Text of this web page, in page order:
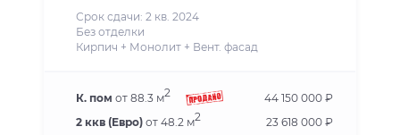
Срок сдачи: 2 кв. 2024
Без отделки
Кирпич + Монолит + Вент. фасад
К. пом от 88.3 м2
44 150 000 ₽
2 ккв (Евро) от 48.2 м2 23 618 000 ₽